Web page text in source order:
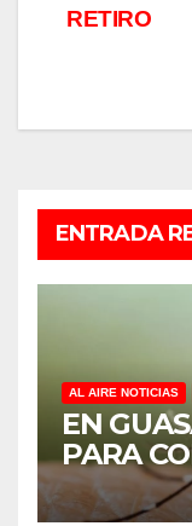
RETIRO
ENTRADA
AL AIRE NOTICIAS
EN
PARA